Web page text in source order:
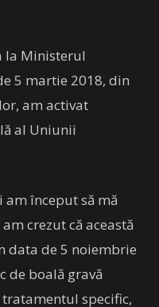
la Ministerul
5 martie 2018, din
am activat
al Uniunii
început să mă
crezut că această
data de 5 noiembrie
de boală gravă
specific,